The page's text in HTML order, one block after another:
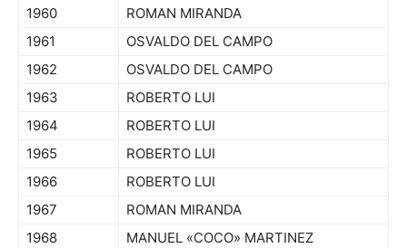
1960
ROMAN MIRANDA
1961
OSVALDO DEL CAMPO
1962
OSVALDO DEL CAMPO
1963
ROBERTO LUI
1964
ROBERTO LUI
1965
ROBERTO LUI
1966
ROBERTO LUI
1967
ROMAN MIRANDA
1968
MANUEL «COCO» MARTINEZ